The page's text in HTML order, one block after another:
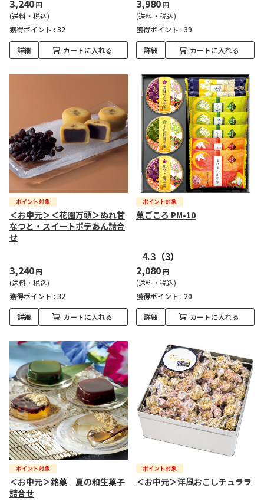
3,240円
(送料・税込)
獲得ポイント : 32
詳細 カートに入れる
3,980円
(送料・税込)
獲得ポイント : 39
詳細 カートに入れる
＜お中元＞＜花園万頭＞ぬれ甘
なつと・スイートポテあん詰合
せ
3,240円
(送料・税込)
獲得ポイント : 32
詳細 カートに入れる
菓ごころ PM-10
4.3 （3）
2,080円
(送料・税込)
獲得ポイント : 20
詳細 カートに入れる
＜お中元＞銘菓 夏の和生菓子
詰合せ
＜お中元＞洋風おこしチュララ